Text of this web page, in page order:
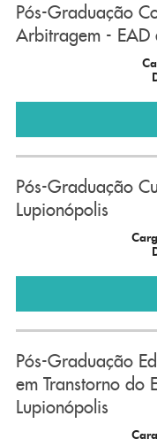
Pós-Graduação
Arbitragem - EAD
Pós-Graduação
Lupionópolis
Pós-Graduação
em Transtorno do
Lupionópolis